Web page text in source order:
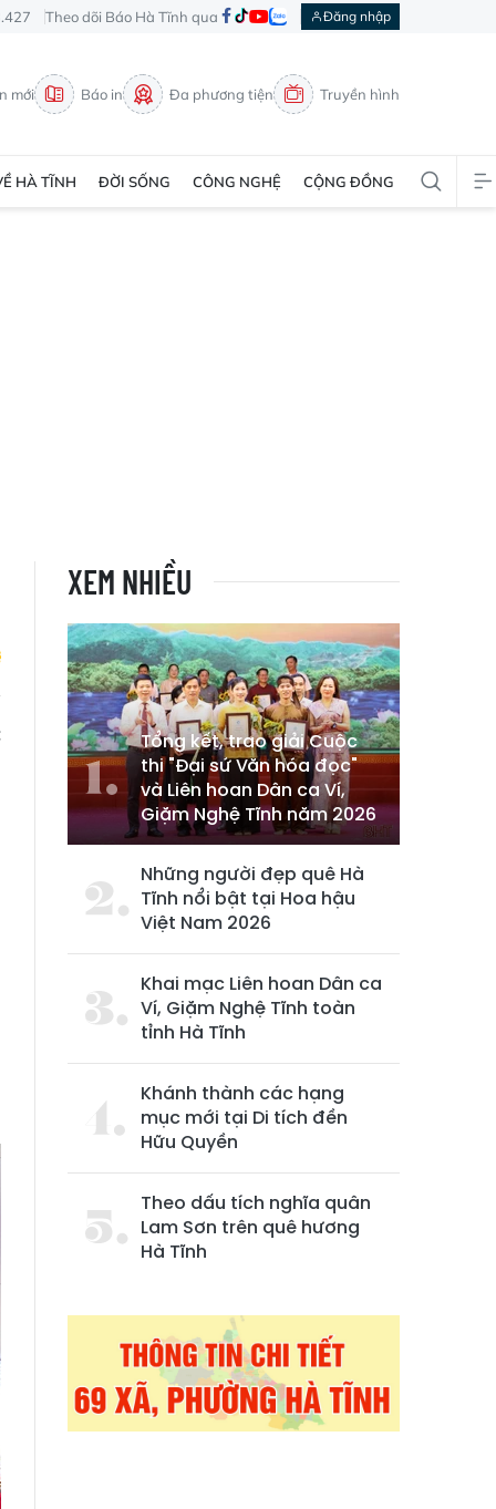
Theo dõi Báo Hà Tĩnh qua Đăng nhập
mới Báo in Đa phương tiện Truyền hình
HÀ TĨNH ĐỜI SỐNG CÔNG NGHỆ CỘNG ĐỒNG
XEM NHIỀU
Tổng kết, trao giải Cuộc
thi "Đại sứ Văn hóa đọc"
và Liên hoan Dân ca Ví,
Giặm Nghệ Tĩnh năm 2026
Những người đẹp quê Hà
Tĩnh nổi bật tại Hoa hậu
Việt Nam 2026
Khai mạc Liên hoan Dân ca
Ví, Giặm Nghệ Tĩnh toàn
tỉnh Hà Tĩnh
Khánh thành các hạng
mục mới tại Di tích đền
Hữu Quyền
Theo dấu tích nghĩa quân
Lam Sơn trên quê hương
Hà Tĩnh